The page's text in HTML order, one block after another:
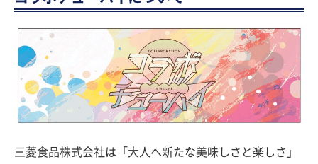
三菱食品株式会社は「大人へ新たな美味しさと楽しさ」